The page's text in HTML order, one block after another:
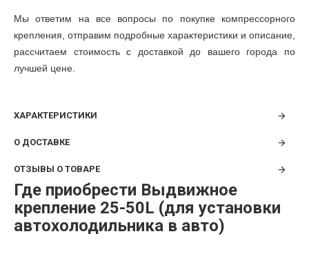
Мы ответим на все вопросы по покупке компрессорного
крепления , отправим подробные характеристики и описание,
рассчитаем стоимость с доставкой до вашего города по
лучшей цене.
ХАРАКТЕРИСТИКИ
О ДОСТАВКЕ
ОТЗЫВЫ О ТОВАРЕ
Где приобрести Выдвижное
крепление 25-50L (для установки
автохолодильника в авто)